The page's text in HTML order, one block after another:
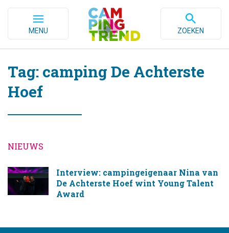
MENU ZOEKEN
Tag: camping De Achterste
Hoef
NIEUWS
Interview: campingeigenaar Nina van
De Achterste Hoef wint Young Talent
Award